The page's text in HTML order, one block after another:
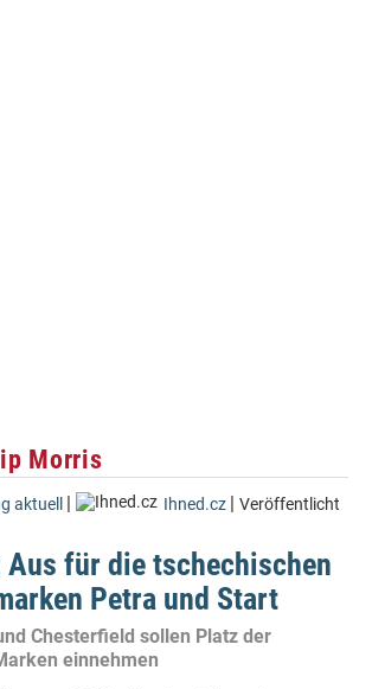
Morris
aktuell | Ihned.cz | Veröffentlicht
für die tschechischen
Petra und Start
Chesterfield sollen Platz der
einnehmen